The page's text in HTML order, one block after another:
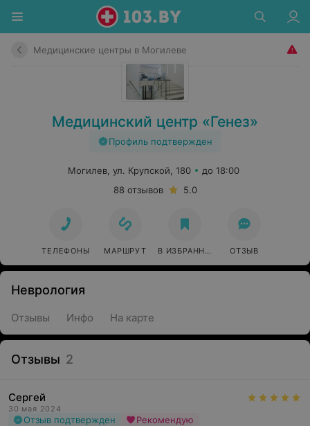
Медицинские центры в Могилеве
Медицинский центр «Генез»
Профиль подтвержден
Могилев, ул. Крупской, 180
до 18:00
88 отзывов
5.0
ТЕЛЕФОНЫ МАРШРУТ В ИЗБРАННОЕ ОТЗЫВ
Неврология
Отзывы Инфо На карте
Отзывы 2
Сергей
30 мая 2024
Отзыв подтвержден Рекомендую